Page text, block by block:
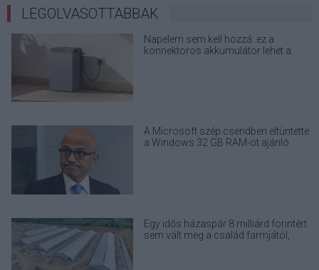
LEGOLVASOTTABBAK
Napelem sem kell hozzá: ez a
konnektoros akkumulátor lehet a
A Microsoft szép csendben eltüntette
a Windows 32 GB RAM-ot ajánló
Egy idős házaspár 8 milliárd forintért
sem vált meg a család farmjától,